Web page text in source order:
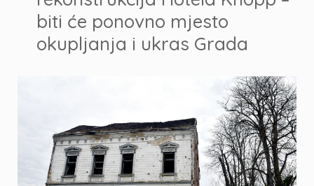
biti će ponovno mjesto
okupljanja i ukras Grada